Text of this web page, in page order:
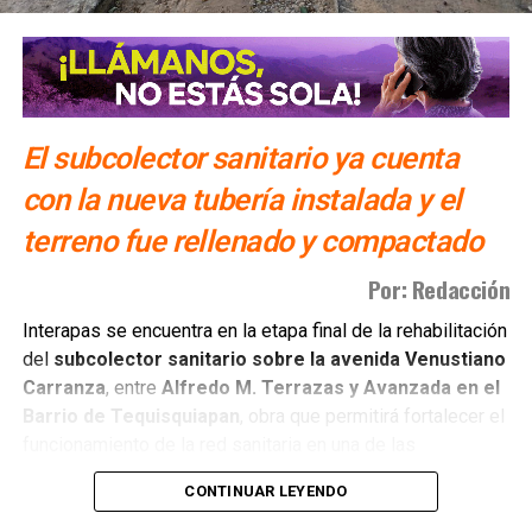
El subcolector sanitario ya cuenta
con la nueva tubería instalada y el
terreno fue rellenado y compactado
Por: Redacción
Interapas se encuentra en la etapa final de la rehabilitación
del subcolector sanitario sobre la avenida Venustiano
Carranza, entre Alfredo M. Terrazas y Avanzada en el
Barrio de Tequisquiapan
, obra que permitirá fortalecer el
principales vialidades de la ciudad.
CONTINUAR LEYENDO